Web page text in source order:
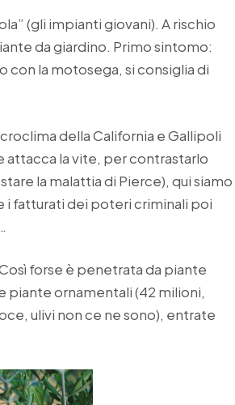
(gli impianti giovani). A rischio
da giardino. Primo sintomo:
con la motosega, si consiglia di
della California e Gallipoli
attacca la vite, per contrastarlo
la malattia di Pierce), qui siamo
i fatturati dei poteri criminali poi
forse è penetrata da piante
piante ornamentali (42 milioni,
ulivi non ce ne sono), entrate